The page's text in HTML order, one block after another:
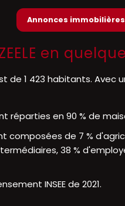
Annonces immobilières
en
de 1 423 habitants. Avec
réparties en 90 % de
composées de 7 %
38 %
INSEE de 2021.